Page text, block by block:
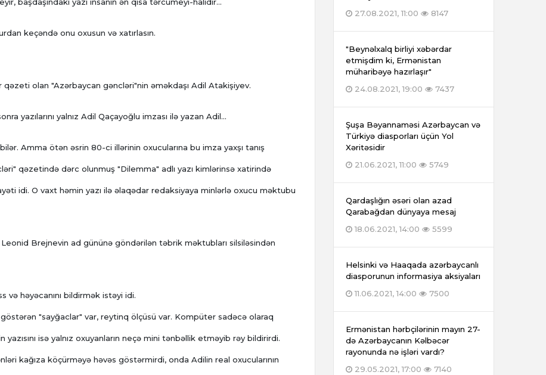
başdaşındakı yazı insanın ən qısa tərcümeyi-halıdır...
keçəndə onu oxusun və xatırlasın.
olan "Azərbaycan gəncləri"nin əməkdaşı Adil Atakişiyev.
yazılarını yalnız Adil Qaçayoğlu imzası ilə yazan Adil...
Amma ötən əsrin 80-ci illərinin oxucularına bu imza yaxşı tanış
qəzetində dərc olunmuş "Dilemma" adlı yazı kimlərinsə xatirində
idi. O vaxt həmin yazı ilə əlaqədar redaksiyaya minlərlə oxucu məktubu
Brejnevin ad gününə göndərilən təbrik məktubları silsiləsindən
və həyəcanını bildirmək istəyi idi.
"sayğaclar" var, reytinq ölçüsü var. Kompüter sadəcə olaraq
yazısını isə yalnız oxuyanların neçə mini tənbəllik etməyib rəy bildirirdi.
kağıza köçürməyə həvəs göstərmirdi, onda Adilin real oxucularının
27.08.2021, 11:00
8147
"Beynəlxalq birliyi xəbərdar
etmişdim ki, Ermənistan
müharibəyə hazırlaşır"
24.08.2021, 19:00
7437
Şuşa Bəyannaməsi Azərbaycan və
Türkiyə diasporları üçün Yol
Xəritəsidir
21.06.2021, 11:00
5749
Qardaşlığın əsəri olan azad
Qarabağdan dünyaya mesaj
18.06.2021, 14:00
5599
Helsinki və Haaqada azərbaycanlı
diasporunun informasiya aksiyaları
11.06.2021, 14:00
7500
Ermənistan hərbçilərinin mayın 27-
də Azərbaycanın Kəlbəcər
rayonunda nə işləri vardı?
29.05.2021, 17:00
7140